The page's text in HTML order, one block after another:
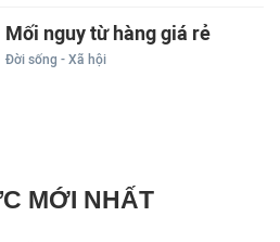
Mối nguy từ hàng giá rẻ
Đời sống - Xã hội
MỚI NHẤT